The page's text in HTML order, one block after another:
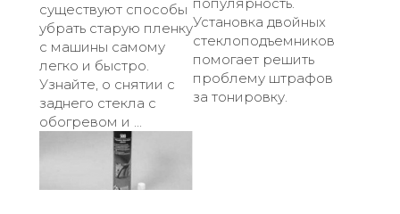
существуют способы
убрать старую пленку
с машины самому
легко и быстро.
Узнайте, о снятии с
заднего стекла с
обогревом и ...
Установка двойных
стеклоподъемников
помогает решить
проблему штрафов
за тонировку.